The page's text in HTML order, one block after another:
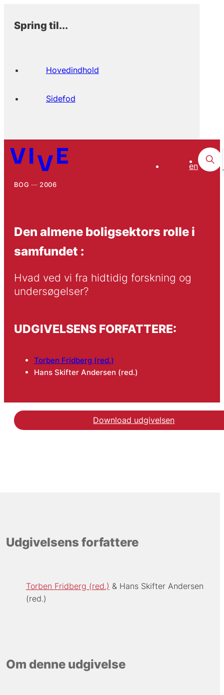
Spring til...
Hovedindhold
Sidefod
en
BOG 2006
Den almene boligsektors rolle i
samfundet :
Hvad ved vi fra hidtidig forskning og
undersøgelser?
UDGIVELSENS FORFATTERE:
Torben Fridberg (red.)
Hans Skifter Andersen (red.)
Download udgivelsen
Udgivelsens forfattere
Torben Fridberg (red.)
Hans Skifter Andersen
(red.)
Om denne udgivelse